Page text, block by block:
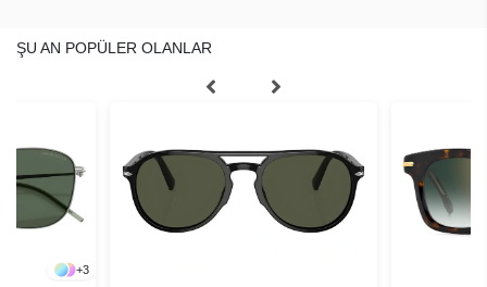
ŞU AN POPÜLER OLANLAR
+3